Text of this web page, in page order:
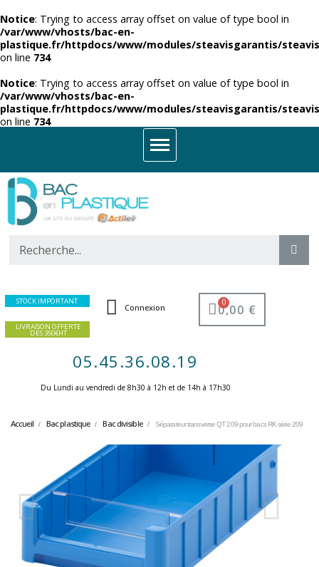
Notice: Trying to access array offset on value of type bool in
/var/www/vhosts/bac-en-
plastique.fr/httpdocs/www/modules/steavisgarantis/
on line 734
Notice: Trying to access array offset on value of type bool in
/var/www/vhosts/bac-en-
plastique.fr/httpdocs/www/modules/steavisgarantis/
on line 734
STOCK IMPORTANT
LIVRAISON OFFERTE
DES 350€HT
Connexion 0,00 €
05.45.36.08.19
Du Lundi au vendredi de 8h30 à 12h et de 14h à 17h30 ​
Accueil Bac plastique Bac divisible Séparateur transverse QT 209 pour bacs RK série 209